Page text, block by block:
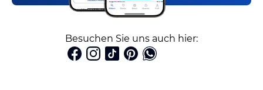
Besuchen Sie uns auch hier: